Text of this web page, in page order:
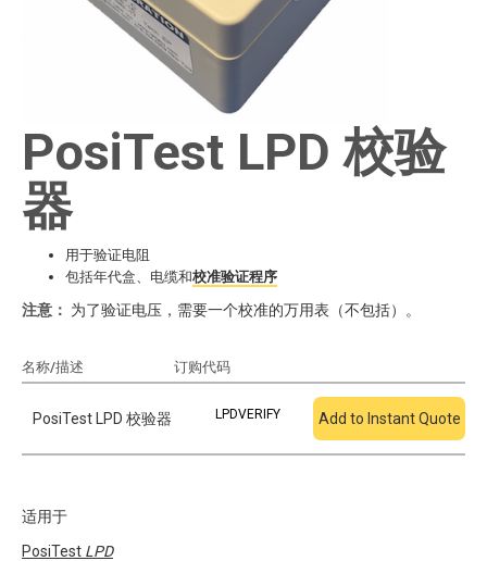
PosiTest LPD 校验
器
用于验证电阻
包括年代盒、电缆和校准验证程序
注意： 为了验证电压，需要一个校准的万用表（不包括）。
名称/描述 订购代码
PosiTest LPD 校验器 LPDVERIFY Add to Instant Quote
适用于
PosiTest LPD